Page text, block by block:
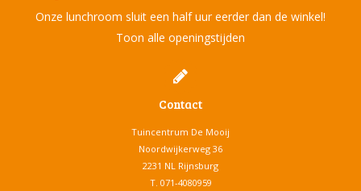
Onze lunchroom sluit een half uur eerder dan de winkel!
Toon alle openingstijden
Contact
Tuincentrum De Mooij
Noordwijkerweg 36
2231 NL Rijnsburg
T. 071-4080959